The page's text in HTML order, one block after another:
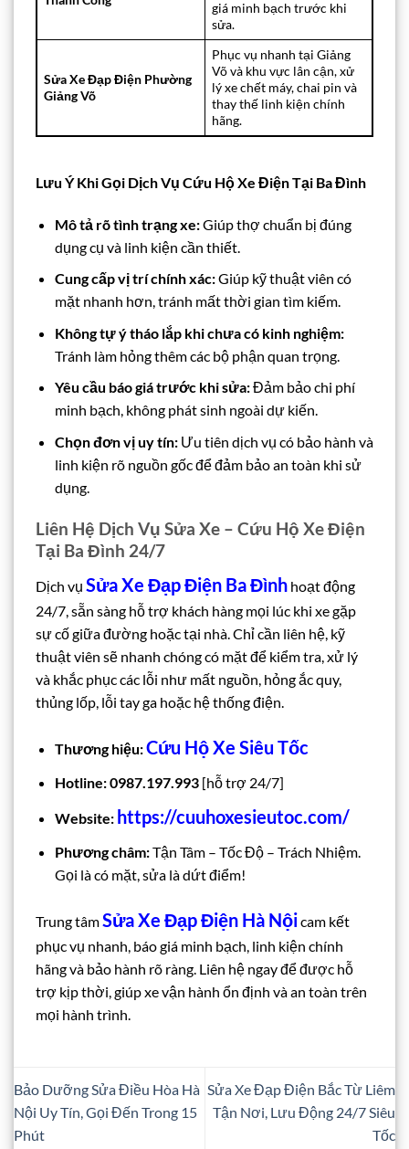
giá minh bạch trước khi
sửa.
Sửa Xe Đạp Điện Phường
Giảng Võ
Phục vụ nhanh tại Giảng
Võ và khu vực lân cận, xử
lý xe chết máy, chai pin và
thay thế linh kiện chính
hãng.
Lưu Ý Khi Gọi Dịch Vụ Cứu Hộ Xe Điện Tại Ba Đình
Mô tả rõ tình trạng xe:Giúp thợ chuẩn bị đúng
dụng cụ và linh kiện cần thiết.
Cung cấp vị trí chính xác:Giúp kỹ thuật viên có
mặt nhanh hơn, tránh mất thời gian tìm kiếm.
Không tự ý tháo lắp khi chưa có kinh nghiệm:
Tránh làm hỏng thêm các bộ phận quan trọng.
Yêu cầu báo giá trước khi sửa:Đảm bảo chi phí
minh bạch, không phát sinh ngoài dự kiến.
Chọn đơn vị uy tín:Ưu tiên dịch vụ có bảo hành và
linh kiện rõ nguồn gốc để đảm bảo an toàn khi sử
dụng.
Liên Hệ Dịch Vụ Sửa Xe – Cứu Hộ Xe Điện
Tại Ba Đình 24/7
Dịch vụ Sửa Xe Đạp Điện Ba Đình hoạt động
24/7, sẵn sàng hỗ trợ khách hàng mọi lúc khi xe gặp
sự cố giữa đường hoặc tại nhà. Chỉ cần liên hệ, kỹ
thuật viên sẽ nhanh chóng có mặt để kiểm tra, xử lý
và khắc phục các lỗi như mất nguồn, hỏng ắc quy,
thủng lốp, lỗi tay ga hoặc hệ thống điện.
Thương hiệu:Cứu Hộ Xe Siêu Tốc
Hotline:0987.197.993[hỗ trợ 24/7]
Website: https://cuuhoxesieutoc.com/
Phương châm:Tận Tâm – Tốc Độ – Trách Nhiệm.
Gọi là có mặt, sửa là dứt điểm!
Trung tâmSửa Xe Đạp Điện Hà Nộicam kết
phục vụ nhanh, báo giá minh bạch, linh kiện chính
hãng và bảo hành rõ ràng. Liên hệ ngay để được hỗ
trợ kịp thời, giúp xe vận hành ổn định và an toàn trên
mọi hành trình.
Bảo Dưỡng Sửa Điều Hòa Hà
Nội Uy Tín, Gọi Đến Trong 15
Phút
Sửa Xe Đạp Điện Bắc Từ Liêm
Tận Nơi, Lưu Động 24/7 Siêu
Tốc